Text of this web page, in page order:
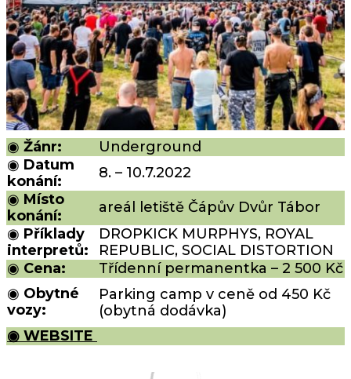
◉ Žánr:
Underground
◉ Datum
konání:
8. – 10.7.2022
◉ Místo
konání:
areál letiště Čápův Dvůr Tábor
◉ Příklady
interpretů:
DROPKICK MURPHYS, ROYAL
REPUBLIC, SOCIAL DISTORTION
◉ Cena:
Třídenní permanentka – 2 500 Kč
◉ Obytné
vozy:
Parking camp v ceně od 450 Kč
(obytná dodávka)
◉ WEBSITE